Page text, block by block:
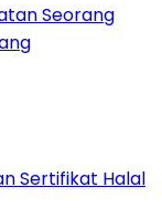
Seorang
Sertifikat Halal